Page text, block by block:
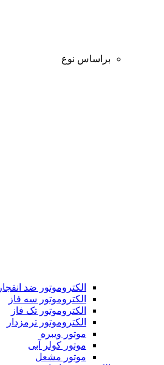
براساس نوع
الکتروموتور ضد انفجار
الکتروموتور سه فاز
الکتروموتور تک فاز
الکتروموتور ترمزدار
موتور ویبره
موتور کولر آبی
موتور مشعل